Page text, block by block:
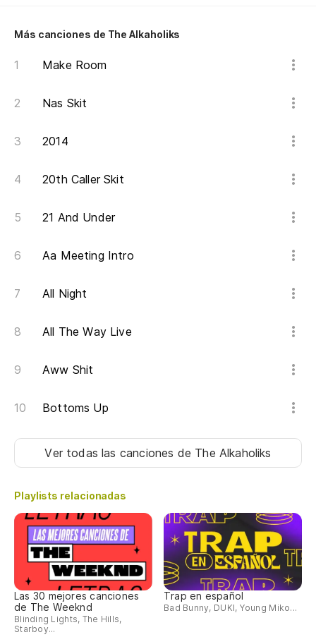
Más canciones de The Alkaholiks
Make Room
Nas Skit
2014
20th Caller Skit
21 And Under
Aa Meeting Intro
All Night
All The Way Live
Aww Shit
Bottoms Up
Ver todas las canciones de The Alkaholiks
Playlists relacionadas
Las 30 mejores canciones
de The Weeknd
Blinding Lights, The Hills,
Starboy...
Trap en español
Bad Bunny, DUKI, Young Miko...